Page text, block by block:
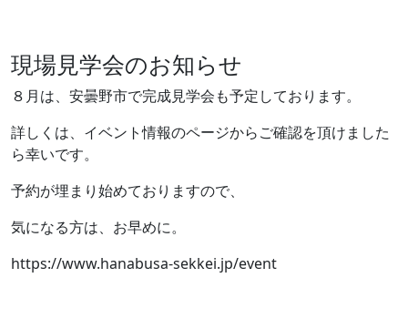
現場見学会のお知らせ
８月は、安曇野市で完成見学会も予定しております。
詳しくは、イベント情報のページからご確認を頂けました
ら幸いです。
予約が埋まり始めておりますので、
気になる方は、お早めに。
https://www.hanabusa-sekkei.jp/event